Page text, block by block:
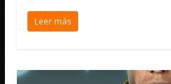
Leer más